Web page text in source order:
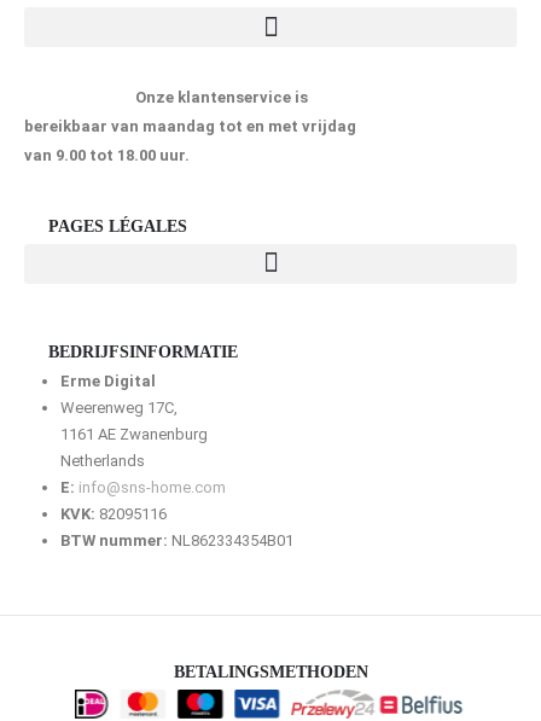
Onze klantenservice is
bereikbaar van maandag tot en met vrijdag
van 9.00 tot 18.00 uur.
PAGES LÉGALES
BEDRIJFSINFORMATIE
Erme Digital
Weerenweg 17C,
1161 AE Zwanenburg
Netherlands
E: info@sns-home.com
KVK: 82095116
BTW nummer: NL862334354B01
BETALINGSMETHODEN